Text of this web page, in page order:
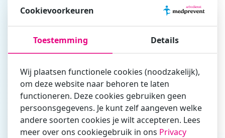
Vul hier bij voorkeur het e-mailadres in waarmee je
zakelijk/administratief correspondeert
Is de contactpersoon ook een cursist?
Ja
Cookievoorkeuren
Toestemming Details
Wij plaatsen functionele cookies (noodzakelijk),
om deze website naar behoren te laten
functioneren. Deze cookies gebruiken geen
persoonsgegevens. Je kunt zelf aangeven welke
andere soorten cookies je wilt accepteren. Lees
meer over ons cookiegebruik in ons Privacy